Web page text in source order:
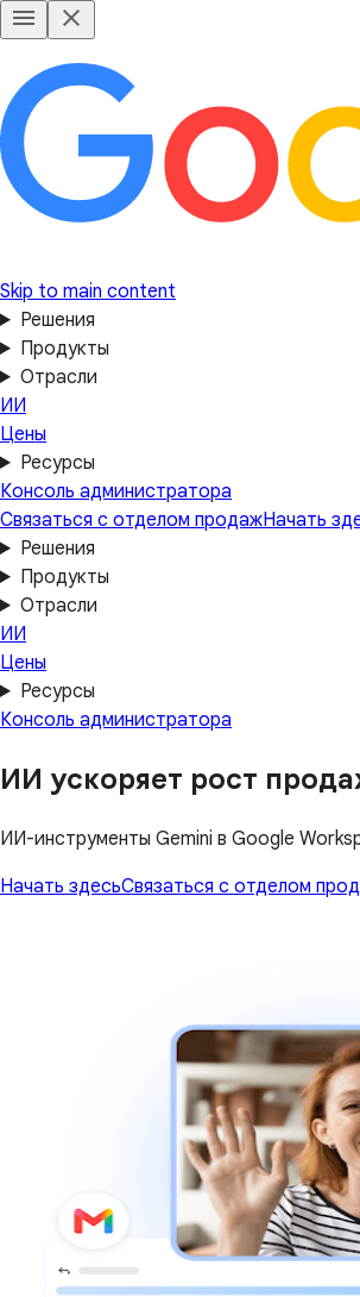
Skip to main content
Решения
Продукты
Отрасли
ИИ
Цены
Ресурсы
Консоль администратора
Связаться с отделом продажНачать
Решения
Продукты
Отрасли
ИИ
Цены
Ресурсы
Консоль администратора
ИИ ускоряет рост
ИИ-инструменты Gemini в Google
Начать здесьСвязаться с отделом